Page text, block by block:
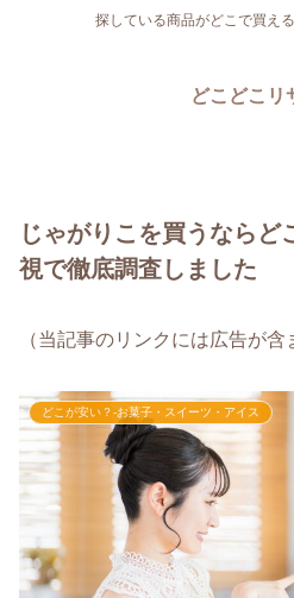
探している商品がどこで買え
どこどこリ
じゃがりこを買うならど
視で徹底調査しました
（当記事のリンクには広告が含
どこが安い？-お菓子・スイーツ・アイス